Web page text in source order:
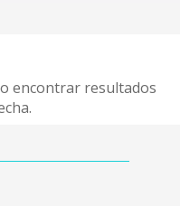
encontrar resultados